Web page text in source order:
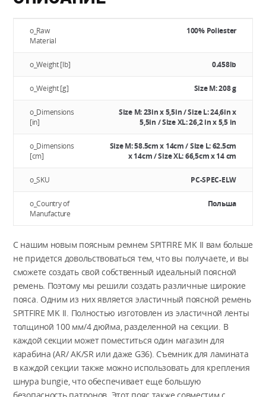
o_Raw
Material
100% Poliester
o_Weight [lb] 0.458lb
o_Weight [g] Size M: 208 g
o_Dimensions
[in]
Size M: 23in x 5,5in / Size L: 24,6in x
5,5in / Size XL: 26,2 in x 5,5 in
o_Dimensions
[cm]
Size M: 58.5cm x 14cm / Size L: 62.5cm
x 14cm / Size XL: 66,5cm x 14 cm
o_SKU PC-SPEC-ELW
o_Country of
Manufacture
Польша
С нашим новым поясным ремнем SPITFIRE MK II вам больше
не придется довольствоваться тем, что вы получаете, и вы
сможете создать свой собственный идеальный поясной
ремень. Поэтому мы решили создать различные широкие
пояса. Одним из них является эластичный поясной ремень
SPITFIRE MK II. Полностью изготовлен из эластичной ленты
толщиной 100 мм/4 дюйма, разделенной на секции. В
каждой секции может поместиться один магазин для
карабина (AR/ AK/SR или даже G36). Съемник для ламината
в каждой секции также можно использовать для крепления
шнура bungie, что обеспечивает еще большую